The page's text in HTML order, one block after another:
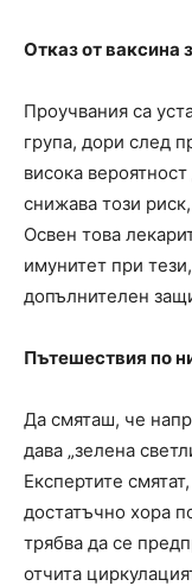
Отказ от ваксина
Проучвания са
група, дори след
висока
снижава този
Освен това
имунитет при
допълнителен
Пътешествия по
Да смяташ, че
дава „зелена
Експертите
достатъчно хора
трябва да се
отчита